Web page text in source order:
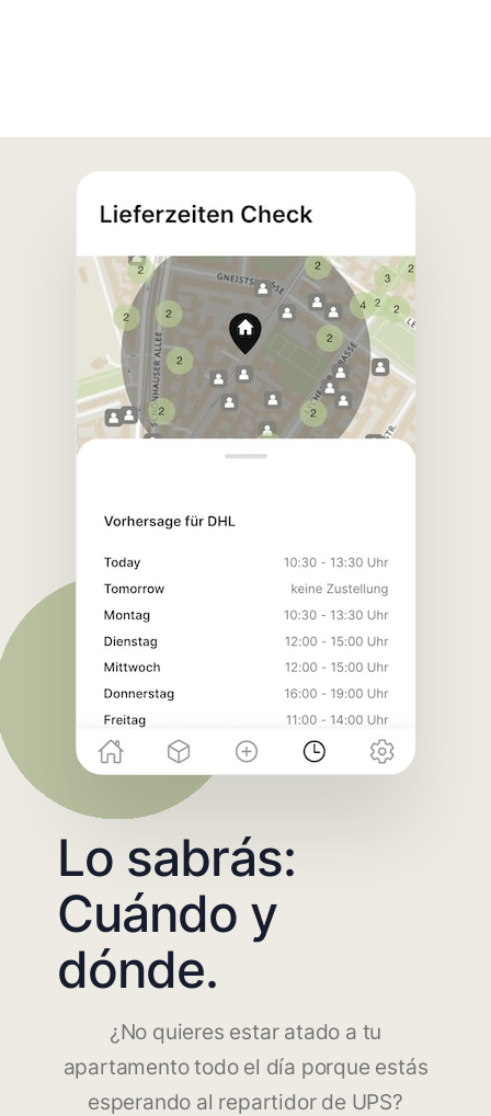
Lo sabrás:
Cuándo y
dónde.
¿No quieres estar atado a tu
apartamento todo el día porque estás
esperando al repartidor de UPS?